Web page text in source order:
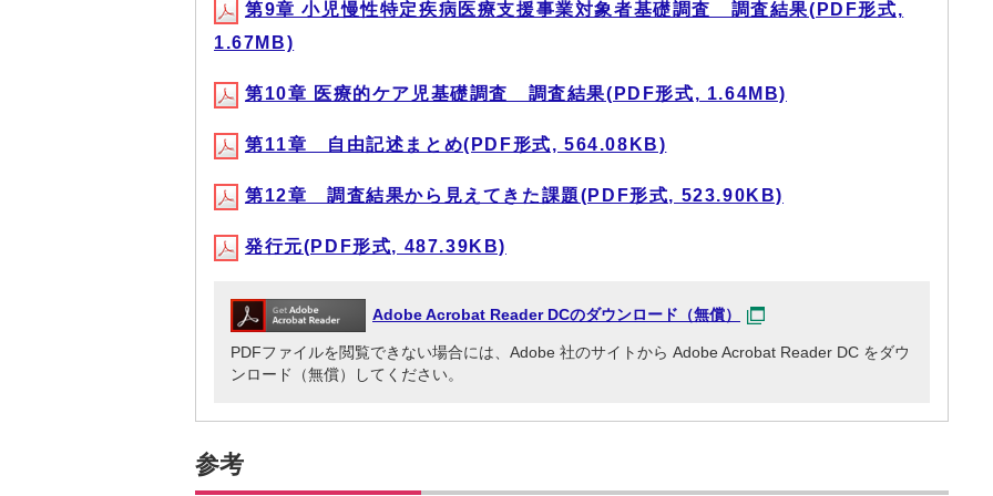
第9章 小児慢性特定疾病医療支援事業対象者基礎調査 調査結果(PDF形式,
1.67MB)
第10章 医療的ケア児基礎調査 調査結果(PDF形式, 1.64MB)
第11章 自由記述まとめ(PDF形式, 564.08KB)
第12章 調査結果から見えてきた課題(PDF形式, 523.90KB)
発行元(PDF形式, 487.39KB)
Adobe Acrobat Reader DCのダウンロード（無償）
PDFファイルを閲覧できない場合には、Adobe 社のサイトから Adobe Acrobat Reader DC をダウ
ンロード（無償）してください。
参考